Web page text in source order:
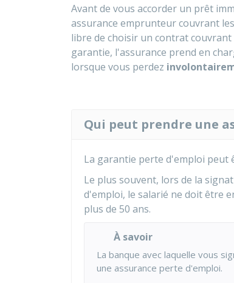
Avant de vous accorder un prêt
assurance emprunteur couvrant
libre de choisir un contrat
garantie, l'assurance prend en
lorsque vous perdez
Qui peut prendre une
La garantie perte d'emploi peut
Le plus souvent, lors de la
d'emploi, le salarié ne doit être
plus de 50 ans.
À savoir
La banque avec laquelle vous
une assurance perte d'emploi.